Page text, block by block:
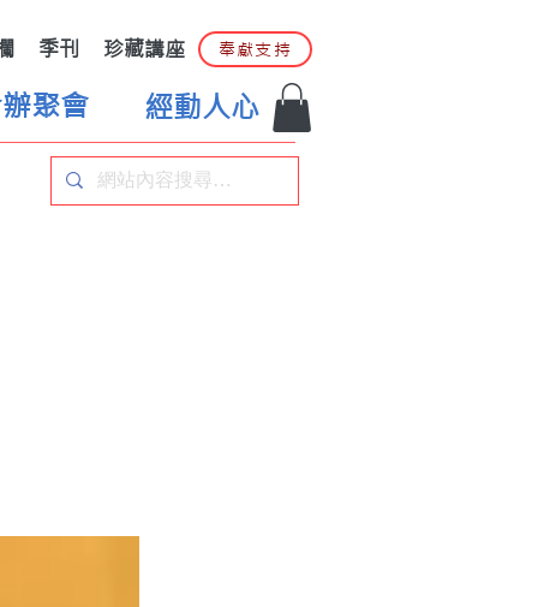
季刊 珍藏講座 奉獻支持
聚會 經動人心